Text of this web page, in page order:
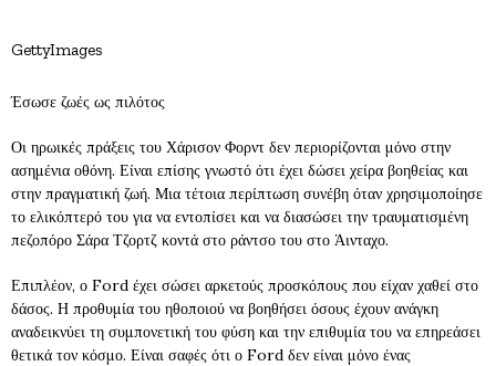
GettyImages
Έσωσε ζωές ως πιλότος
Οι ηρωικές πράξεις του Χάρισον Φορντ δεν περιορίζονται μόνο στην
ασημένια οθόνη. Είναι επίσης γνωστό ότι έχει δώσει χείρα βοηθείας και
στην πραγματική ζωή. Μια τέτοια περίπτωση συνέβη όταν χρησιμοποίησε
το ελικόπτερό του για να εντοπίσει και να διασώσει την τραυματισμένη
πεζοπόρο Σάρα Τζορτζ κοντά στο ράντσο του στο Άινταχο.
Επιπλέον, ο Ford έχει σώσει αρκετούς προσκόπους που είχαν χαθεί στο
δάσος. Η προθυμία του ηθοποιού να βοηθήσει όσους έχουν ανάγκη
αναδεικνύει τη συμπονετική του φύση και την επιθυμία του να επηρεάσει
θετικά τον κόσμο. Είναι σαφές ότι ο Ford δεν είναι μόνο ένας